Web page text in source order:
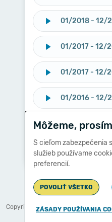
01/2018 - 12/
01/2017 - 12/
01/2017 - 12/
01/2016 - 12/
01/2015 - 12/
01/2013 - 12/
Môžeme,
S cieľom zabezpečenia
služieb používame
preferencií.
POVOLIŤ VŠETKO
ZÁSADY POUŽÍVANIA
Copyright © 2011-2026,